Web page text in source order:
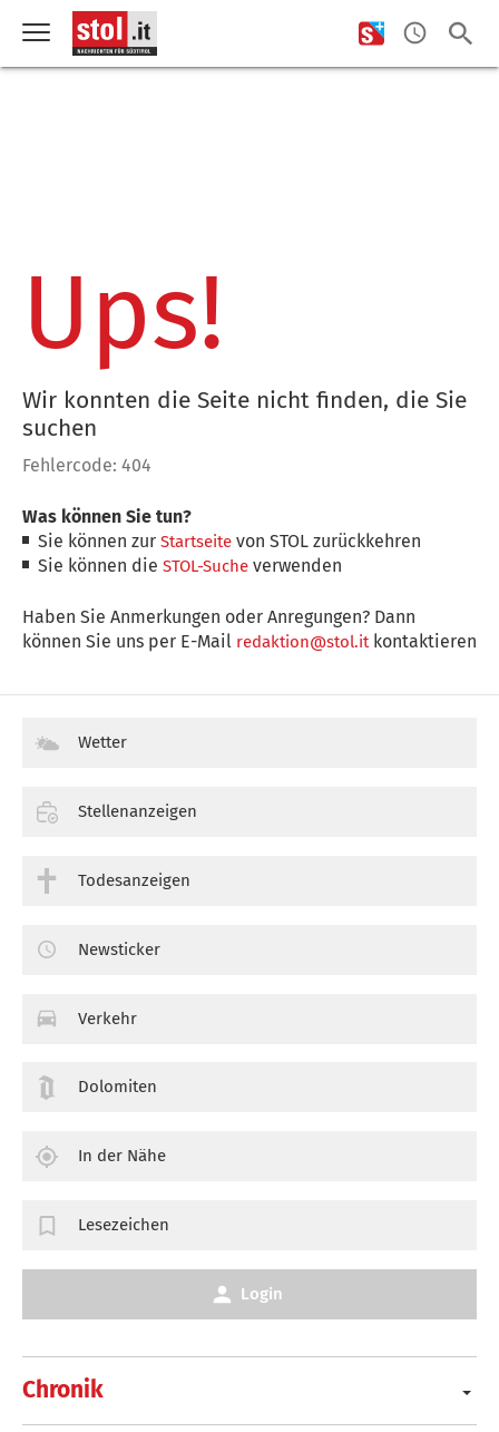
Ups!
Wir konnten die Seite nicht finden, die Sie
suchen
Fehlercode: 404
Was können Sie tun?
Sie können zurStartseite von STOL zurückkehren
Sie können dieSTOL-Suche verwenden
Haben Sie Anmerkungen oder Anregungen? Dann
können Sie uns per E-Mail redaktion@stol.itkontaktieren
Chronik
Wetter
Stellenanzeigen
Todesanzeigen
Newsticker
Verkehr
Dolomiten
In der Nähe
Lesezeichen
Login